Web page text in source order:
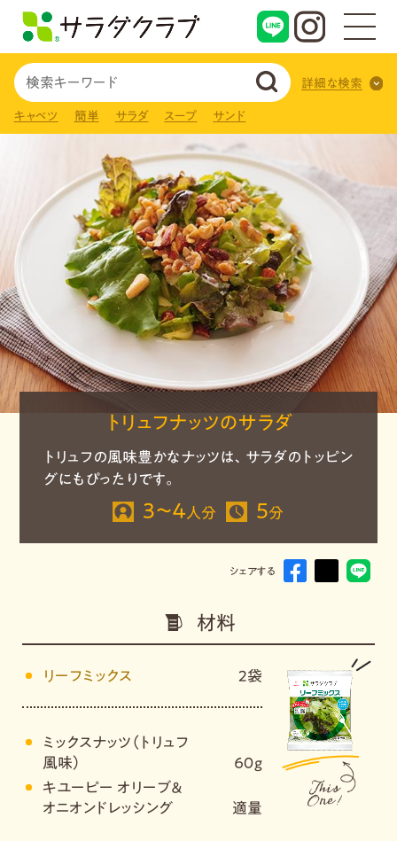
詳細な検索
キャベツ 簡単 サラダ スープ サンド
トリュフナッツのサラダ
トリュフの風味豊かなナッツは、サラダのトッピン
グにもぴったりです。
３～４ 人分 5分
シェアする
材料
リーフミックス 2袋
ミックスナッツ（トリュフ
風味）
６０ｇ
キユーピー オリーブ＆
オニオンドレッシング
適量